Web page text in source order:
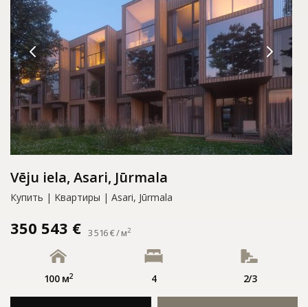
Vēju iela, Asari, Jūrmala
Купить | Kвартиры | Asari, Jūrmala
350 543 € 3 516 € / м2
100 м2 4 2/3